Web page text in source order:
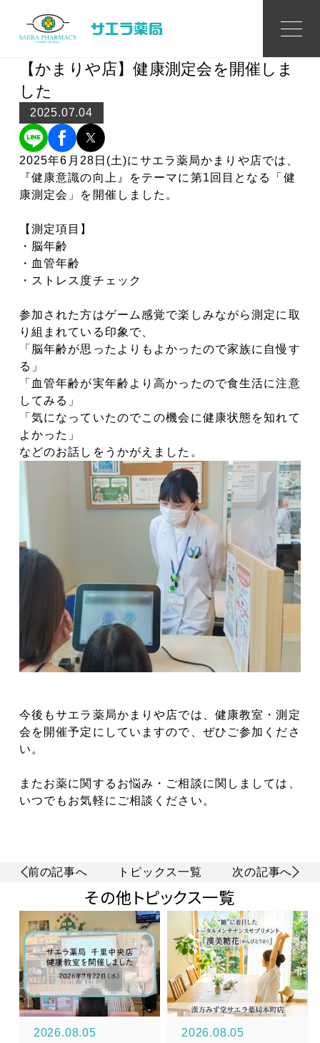
Topics
トピックス
【かまりや店】健康測定会を開催しま
した
2025.07.04
2025年6月28日(土)にサエラ薬局かまりや店では、
『健康意識の向上』をテーマに第1回目となる「健
康測定会」を開催しました。
【測定項目】
・脳年齢
・血管年齢
・ストレス度チェック
参加された方はゲーム感覚で楽しみながら測定に取
り組まれている印象で、
「脳年齢が思ったよりもよかったので家族に自慢す
る」
「血管年齢が実年齢より高かったので食生活に注意
してみる」
「気になっていたのでこの機会に健康状態を知れて
よかった」
などのお話しをうかがえました。
今後もサエラ薬局かまりや店では、健康教室・測定
会を開催予定にしていますので、ぜひご参加くださ
い。
またお薬に関するお悩み・ご相談に関しましては、
いつでもお気軽にご相談ください。
前の記事へ トピックス一覧 次の記事へ
その他トピックス一覧
2026.08.05 2026.08.05